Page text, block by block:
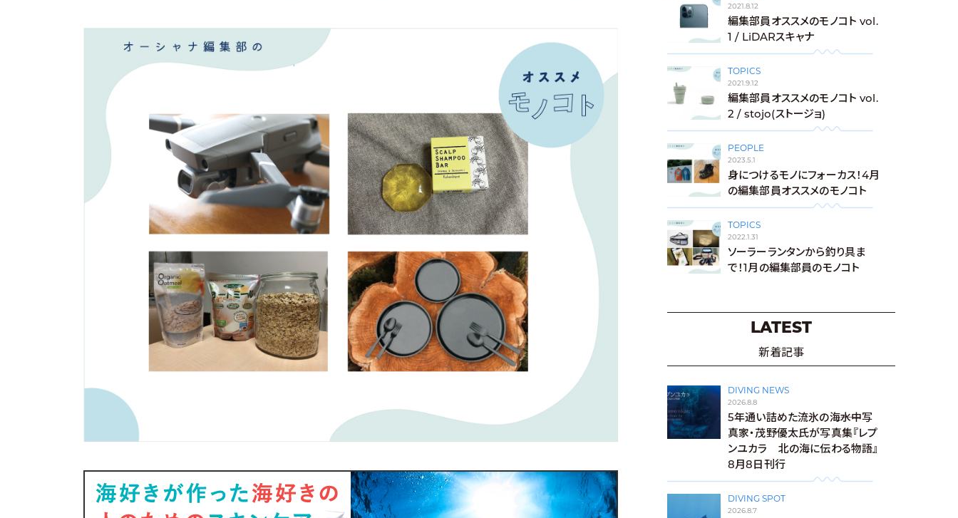
2021.8.12
編集部員オススメのモノコト vol.
1 / LiDARスキャナ
TOPICS
2021.9.12
編集部員オススメのモノコト vol.
2 / stojo(ストージョ)
PEOPLE
2023.5.1
身につけるモノにフォーカス！4月
の編集部員オススメのモノコト
TOPICS
2022.1.31
ソーラーランタンから釣り具ま
で！1月の編集部員のモノコト
LATEST
新着記事
DIVING NEWS
2026.8.8
5年通い詰めた流氷の海――水中写
真家・茂野優太氏が写真集『レプ
ンユカラ 北の海に伝わる物語』
8月8日刊行
DIVING SPOT
2026.8.7